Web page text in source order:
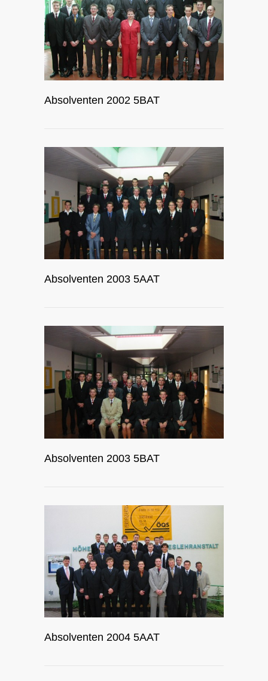
Absolventen 2002 5BAT
Absolventen 2003 5AAT
Absolventen 2003 5BAT
Absolventen 2004 5AAT